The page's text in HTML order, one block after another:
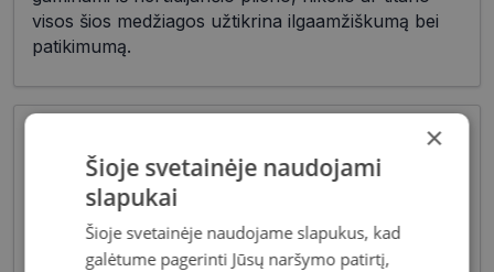
visos šios medžiagos užtikrina ilgaamžiškumą bei
patikimumą.
×
Šioje svetainėje naudojami
slapukai
Šioje svetainėje naudojame slapukus, kad
galėtume pagerinti Jūsų naršymo patirtį,